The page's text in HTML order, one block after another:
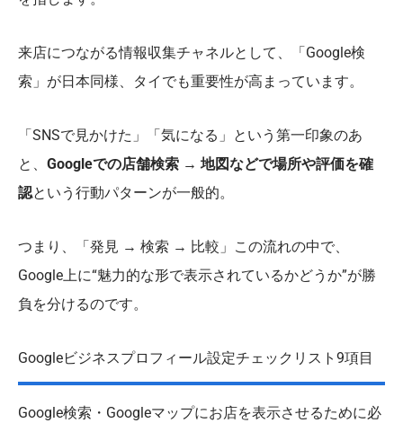
来店につながる情報収集チャネルとして、「Google検
索」が日本同様、タイでも重要性が高まっています。
「SNSで見かけた」「気になる」という第一印象のあ
と、 Googleでの店舗検索 → 地図などで場所や評価を確
認という行動パターンが一般的。
つまり、「発見 → 検索 → 比較」この流れの中で、
Google上に“魅力的な形で表示されているかどうか”が勝
負を分けるのです。
Googleビジネスプロフィール設定チェックリスト9項目
Google検索・Googleマップにお店を表示させるために必